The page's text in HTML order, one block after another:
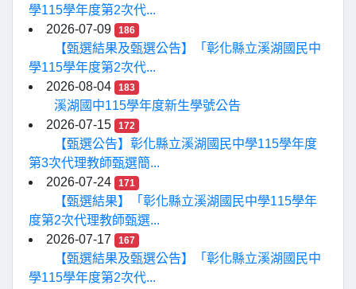
學115學年度第2次代...
2026-07-09
186
【甄選結果及甄選公告】「彰化縣立溪湖國民中
學115學年度第2次代...
2026-08-04
183
溪湖國中115學年度新生學號公告
2026-07-15
172
【甄選公告】彰化縣立溪湖國民中學115學年度
第3次代理教師甄選簡...
2026-07-24
171
【甄選結果】「彰化縣立溪湖國民中學115學年
度第2次代理教師甄選...
2026-07-17
167
【甄選結果及甄選公告】「彰化縣立溪湖國民中
學115學年度第2次代...